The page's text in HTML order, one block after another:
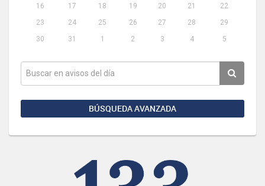
16
17 18 19 20 21
22
23
24 25 26 27 28
29
30
31 1 2 3 4 5
BÚSQUEDA AVANZADA